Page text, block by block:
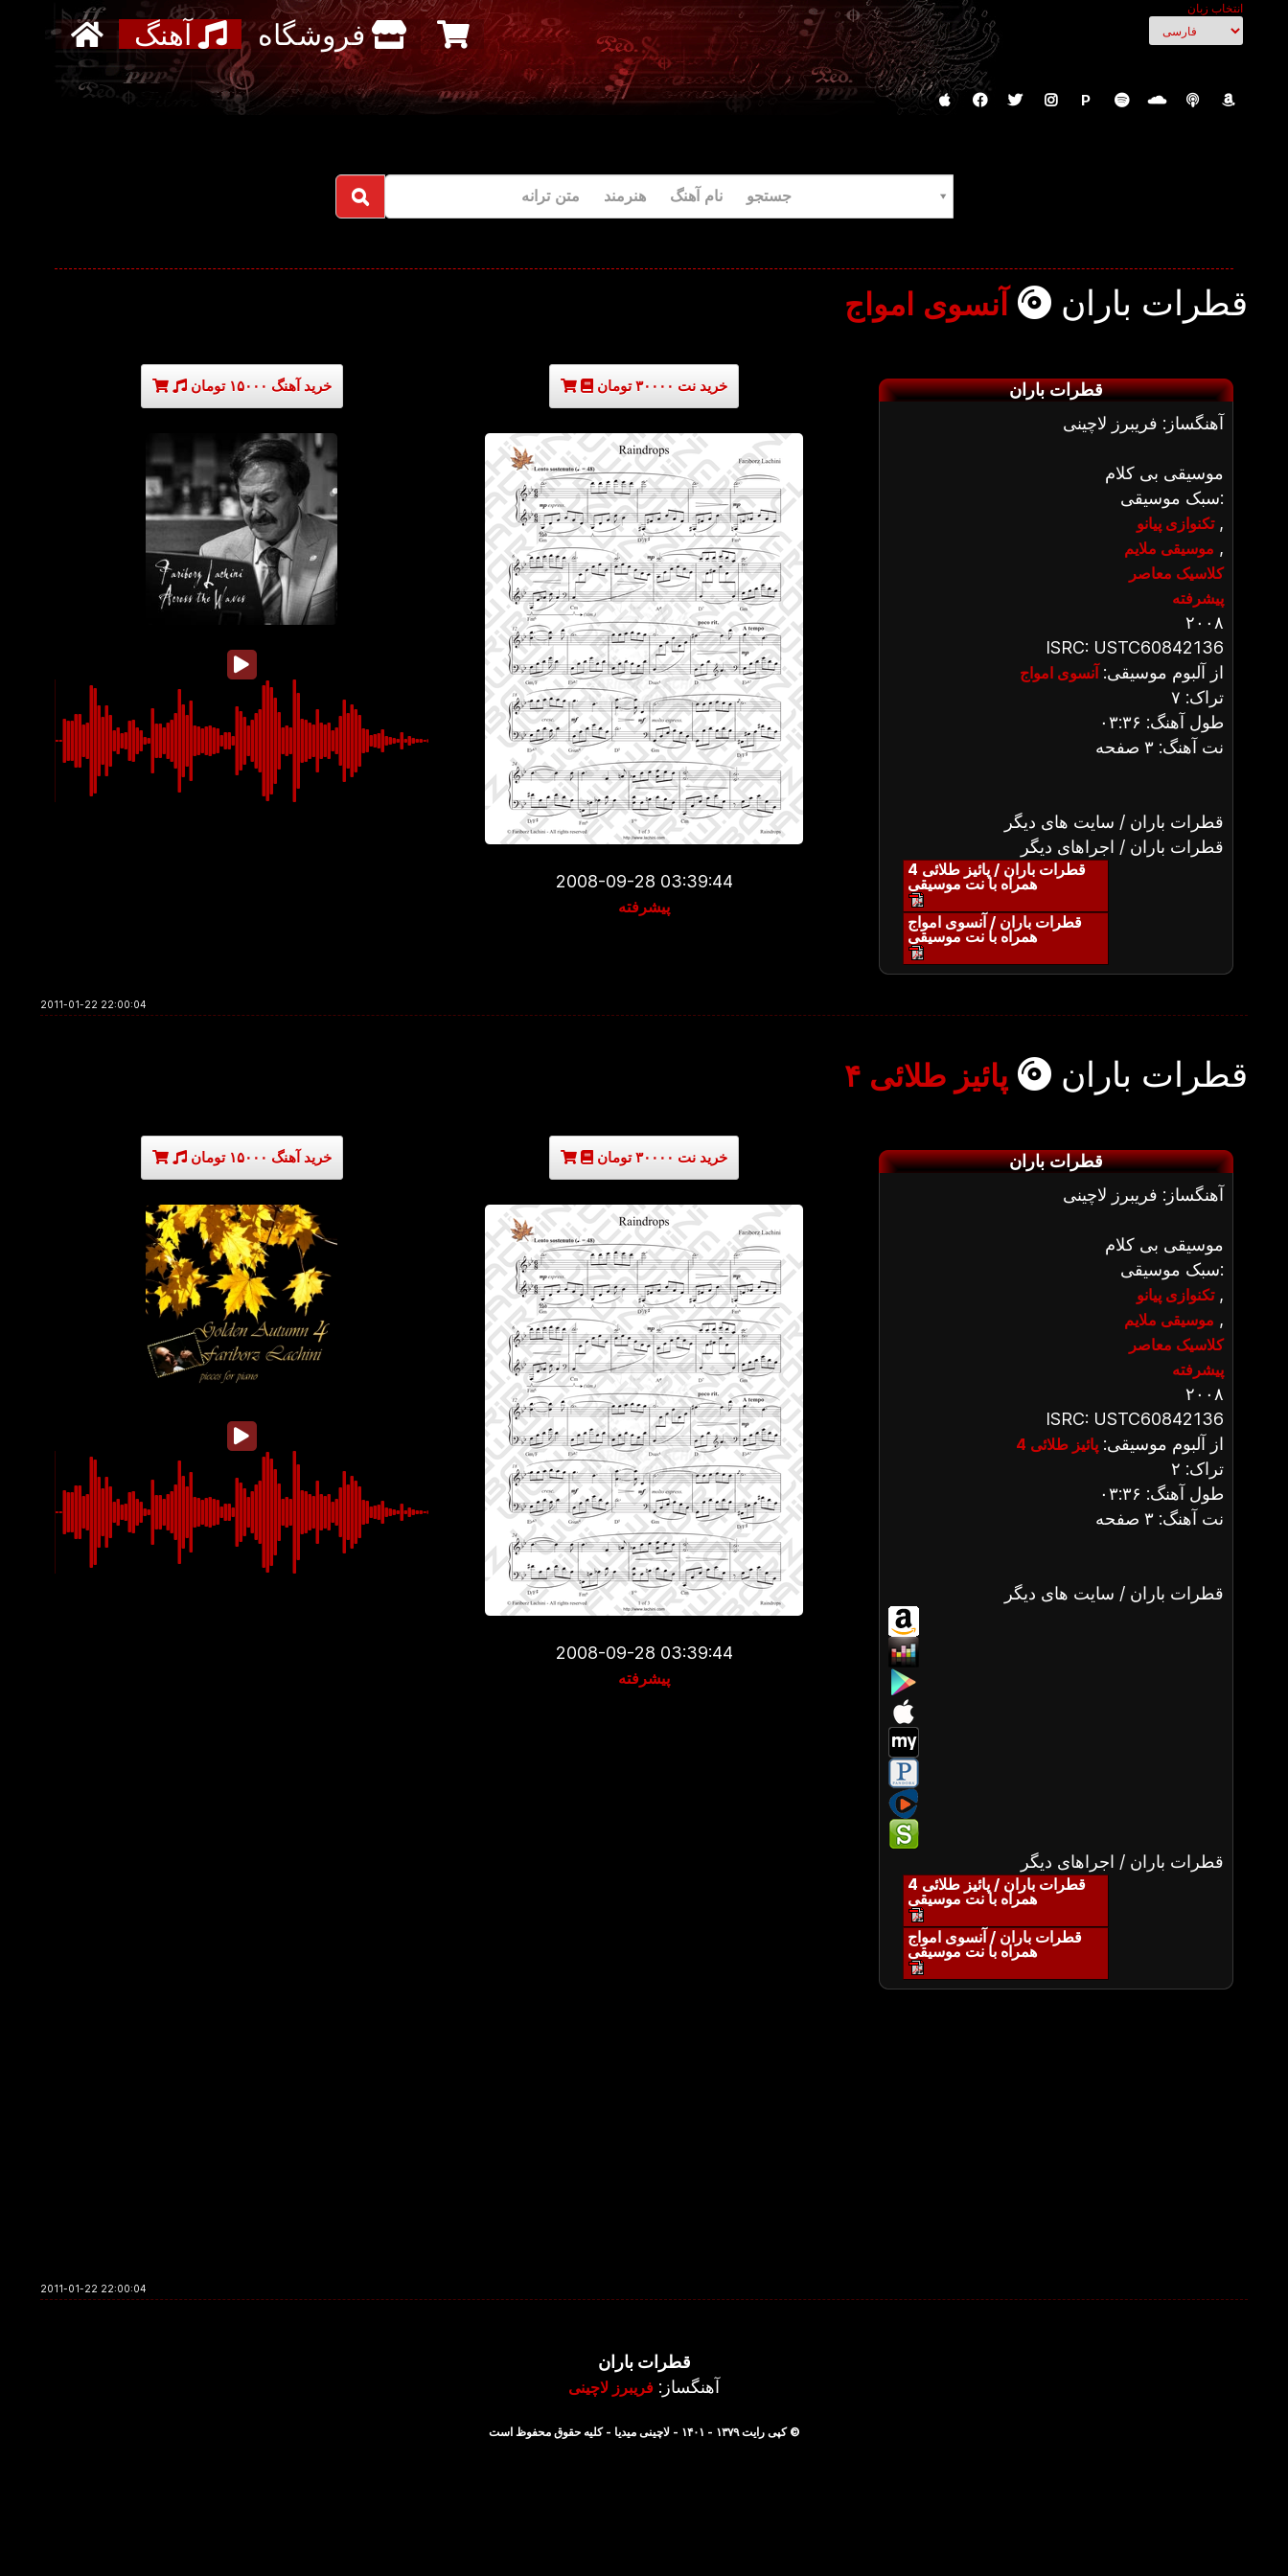
انتخاب زبان
آهنگ فروشگاه
P
جستجو نام آهنگ هنرمند متن ترانه
قطرات باران آنسوی امواج
خرید آهنگ ۱۵۰۰۰ تومان خرید نت ۳۰۰۰۰ تومان
2008-09-28 03:39:44
پیشرفته
قطرات باران
آهنگساز: فریبرز لاچینی
موسیقی بی کلام
سبک موسیقی:
تکنوازی پیانو,
موسیقی ملایم ,
کلاسیک معاصر
پیشرفته
۲۰۰۸
ISRC: USTC60842136
از آلبوم موسیقی: آنسوی امواج
تراک: ۷
طول آهنگ: ۰۳:۳۶
نت آهنگ: ۳ صفحه
قطرات باران / سایت های دیگر
قطرات باران / اجراهای دیگر
قطرات باران / پائیز طلائی 4
همراه با نت موسیقی
قطرات باران / آنسوی امواج
همراه با نت موسیقی
2011-01-22 22:00:04
قطرات باران پائیز طلائی ۴
خرید آهنگ ۱۵۰۰۰ تومان خرید نت ۳۰۰۰۰ تومان
2008-09-28 03:39:44
پیشرفته
قطرات باران
آهنگساز: فریبرز لاچینی
موسیقی بی کلام
سبک موسیقی:
تکنوازی پیانو,
موسیقی ملایم ,
کلاسیک معاصر
پیشرفته
۲۰۰۸
ISRC: USTC60842136
از آلبوم موسیقی: پائیز طلائی 4
تراک: ۲
طول آهنگ: ۰۳:۳۶
نت آهنگ: ۳ صفحه
قطرات باران / سایت های دیگر
قطرات باران / اجراهای دیگر
قطرات باران / پائیز طلائی 4
همراه با نت موسیقی
قطرات باران / آنسوی امواج
همراه با نت موسیقی
2011-01-22 22:00:04
قطرات باران
آهنگساز: فریبرز لاچینی
© کپی رایت ۱۳۷۹ - ۱۴۰۱ - لاچینی میدیا - کلیه حقوق محفوظ است